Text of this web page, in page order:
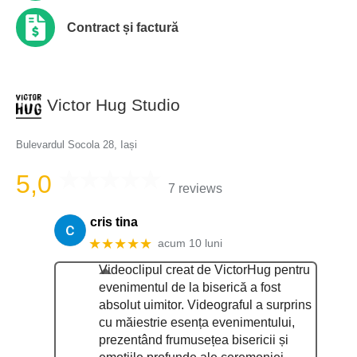
Contract și factură
Victor Hug Studio
Bulevardul Socola 28, Iași
5,0 7 reviews
cris tina
★★★★★ acum 10 luni
Videoclipul creat de VictorHug pentru
evenimentul de la biserică a fost
absolut uimitor. Videograful a surprins
cu măiestrie esența evenimentului,
prezentând frumusețea bisericii și